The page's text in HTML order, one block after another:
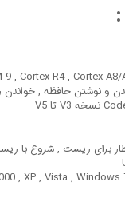
و نوشتن حافظه , خواندن